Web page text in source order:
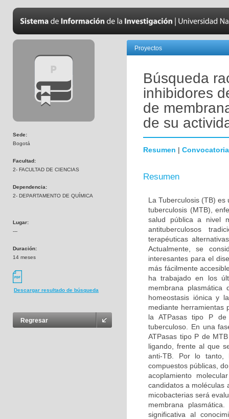
Sede:
Bogotá
Facultad:
2- FACULTAD DE CIENCIAS
Dependencia:
2- DEPARTAMENTO DE QUÍMICA
Lugar:
---
Duración:
14 meses
Descargar resultado de búsqueda
Regresar
Proyectos
Búsqueda
inhibidores
de
de su
Resumen | Convocatoria
Resumen
La Tuberculosis (TB)
tuberculosis (MTB),
salud pública a nivel
antituberculosos
terapéuticas
Actualmente, se
interesantes para el
más fácilmente
ha trabajado en los
membrana plasmática
homeostasis iónica y
mediante herramientas
la ATPasas tipo P
tuberculoso. En una
ATPasas tipo P de
ligando, frente al que
anti-TB. Por lo tanto,
compuestos públicas,
acoplamiento
candidatos a moléculas
micobacterias será
membrana
significativa al